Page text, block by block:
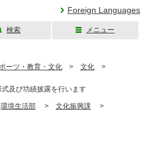
Foreign Languages
検索 メニュー
ーツ・教育・文化 > 文化 >
及び功績披露を行います
環境生活部 > 文化振興課 >